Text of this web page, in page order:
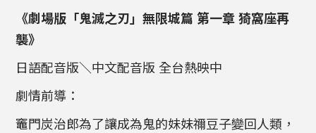
《劇場版「鬼滅之刃」無限城篇 第一章 猗窩座再
襲》
日語配音版＼中文配音版 全台熱映中
劇情前導：
竈門炭治郎為了讓成為鬼的妹妹禰豆子變回人類，